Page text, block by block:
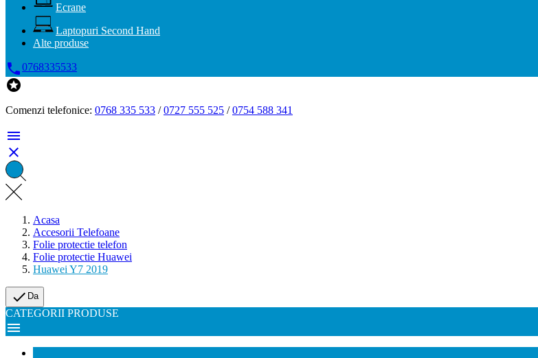
Ecrane
Laptopuri Second Hand
Alte produse
0768335533

Comenzi telefonice: 0768 335 533 /0727 555 525 /0754 588 341


Acasa
Accesorii Telefoane
Folie protectie telefon
Folie protectie Huawei
Huawei Y7 2019
 Da
CATEGORII PRODUSE
